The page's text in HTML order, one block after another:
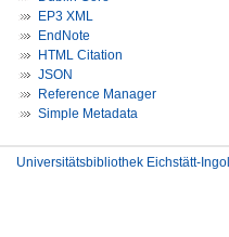
EP3 XML
EndNote
HTML Citation
JSON
Reference Manager
Simple Metadata
Universitätsbibliothek Eichstätt-